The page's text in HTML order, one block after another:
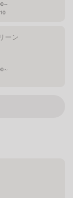
～
ーン
～